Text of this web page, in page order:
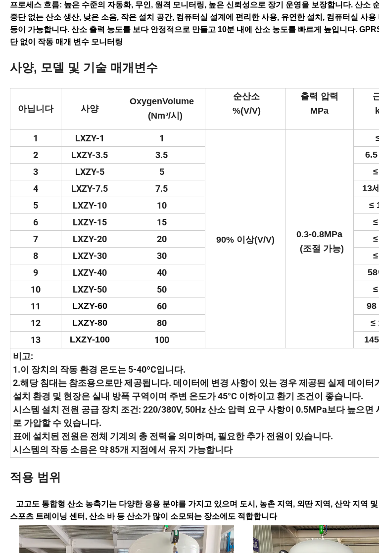
프로세스 흐름: 높은 수준의 자동화, 무인, 원격 모니터링, 높은 신뢰성으로 장기 운영을 보장합니다. 산소
중단 없는 산소 생산, 낮은 소음, 작은 설치 공간, 컴퓨터실 설계에 편리한 사용, 유연한 설치, 컴퓨터실 사용
등이 가능합니다. 산소 출력 농도를 보다 안정적으로 만들고 10분 내에 산소 농도를 빠르게 높입니다.
단 없이 작동 매개 변수 모니터링
사양, 모델 및 기술 매개변수
아닙니다 사양
OxygenVolume
(Nm³/시)
순산소
%(V/V)
출력 압력
MPa
1 LXZY-1 1
90% 이상(V/V)
0.3-0.8MPa
(조절 가능)
2 LXZY-3.5 3.5
3 LXZY-5 5
4 LXZY-7.5 7.5 13
5 LXZY-10 10 ≤
6 LXZY-15 15
7 LXZY-20 20
8 LXZY-30 30
9 LXZY-40 40
10 LXZY-50 50
11 LXZY-60 60 98
12 LXZY-80 80 ≤
13 LXZY-100 100
비고:
1.이 장치의 작동 환경 온도는 5-40ºC입니다.
2.해당 침대는 참조용으로만 제공됩니다. 데이터에 변경 사항이 있는 경우 제공된 실제 데이터
설치 환경 및 현장은 실내 방폭 구역이며 주변 온도가 45°C 이하이고 환기 조건이 좋습니다.
시스템 설치 전원 공급 장치 조건: 220/380V, 50Hz 산소 압력 요구 사항이 0.5MPa보다 높으면
로 가압할 수 있습니다.
표에 설치된 전원은 전체 기계의 총 전력을 의미하며, 필요한 추가 전원이 있습니다.
시스템의 작동 소음은 약 85개 지점에서 유지 가능합니다
적용 범위
고고도 통합형 산소 농축기는 다양한 응용 분야를 가지고 있으며 도시, 농촌 지역, 외딴 지역, 산악 지역
스포츠 트레이닝 센터, 산소 바 등 산소가 많이 소모되는 장소에도 적합합니다